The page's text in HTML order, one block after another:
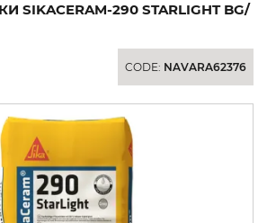
290 STARLIGHT BG/
CODE: NAVARA62376